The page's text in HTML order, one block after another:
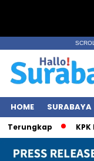
HOME SURABAYA
KPK Buka